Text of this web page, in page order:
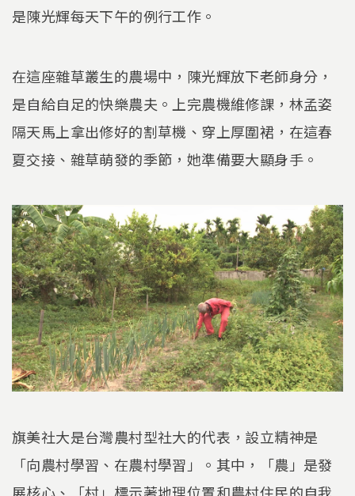
是陳光輝每天下午的例行工作。
在這座雜草叢生的農場中，陳光輝放下老師身分，
是自給自足的快樂農夫。上完農機維修課，林孟姿
隔天馬上拿出修好的割草機、穿上厚圍裙，在這春
夏交接、雜草萌發的季節，她準備要大顯身手。
旗美社大是台灣農村型社大的代表，設立精神是
「向農村學習、在農村學習」。其中，「農」是發